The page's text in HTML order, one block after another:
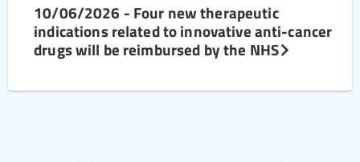
10/06/2026 - Four new therapeutic
indications related to innovative anti-cancer
drugs will be reimbursed by the NHS